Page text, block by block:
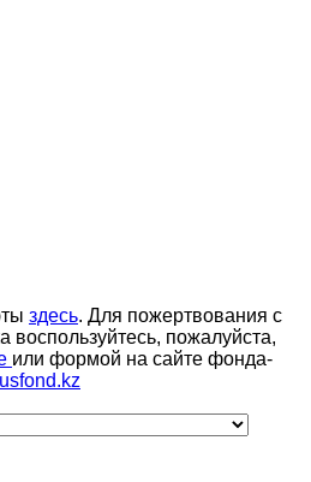
здесь. Для пожертвования с
воспользуйтесь, пожалуйста,
или формой на сайте фонда-